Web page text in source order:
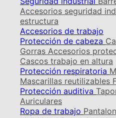
Accesorios seguridad
estructura
Accesorios de trabajo
Protección de cabeza
Gorras Accesorios
Cascos trabajo en altura
Protección respiratoria
Mascarillas reutilizables
Protección auditiva
Auriculares
Ropa de trabajo